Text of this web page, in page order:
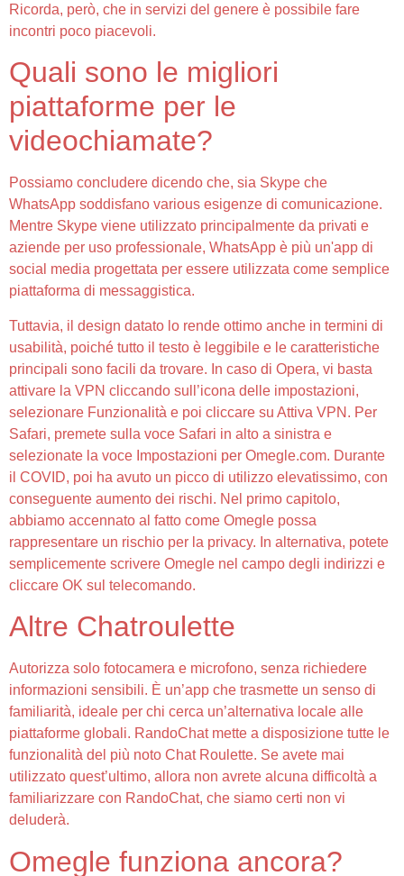
Ricorda, però, che in servizi del genere è possibile fare
incontri poco piacevoli.
Quali sono le migliori
piattaforme per le
videochiamate?
Possiamo concludere dicendo che, sia Skype che
WhatsApp soddisfano various esigenze di comunicazione.
Mentre Skype viene utilizzato principalmente da privati ​​e
aziende per uso professionale, WhatsApp è più un'app di
social media progettata per essere utilizzata come semplice
piattaforma di messaggistica.
Tuttavia, il design datato lo rende ottimo anche in termini di
usabilità, poiché tutto il testo è leggibile e le caratteristiche
principali sono facili da trovare. In caso di Opera, vi basta
attivare la VPN cliccando sull’icona delle impostazioni,
selezionare Funzionalità e poi cliccare su Attiva VPN. Per
Safari, premete sulla voce Safari in alto a sinistra e
selezionate la voce Impostazioni per Omegle.com. Durante
il COVID, poi ha avuto un picco di utilizzo elevatissimo, con
conseguente aumento dei rischi. Nel primo capitolo,
abbiamo accennato al fatto come Omegle possa
rappresentare un rischio per la privacy. In alternativa, potete
semplicemente scrivere Omegle nel campo degli indirizzi e
cliccare OK sul telecomando.
Altre Chatroulette
Autorizza solo fotocamera e microfono, senza richiedere
informazioni sensibili. È un’app che trasmette un senso di
familiarità, ideale per chi cerca un’alternativa locale alle
piattaforme globali. RandoChat mette a disposizione tutte le
funzionalità del più noto Chat Roulette. Se avete mai
utilizzato quest’ultimo, allora non avrete alcuna difficoltà a
familiarizzare con RandoChat, che siamo certi non vi
deluderà.
Omegle funziona ancora?